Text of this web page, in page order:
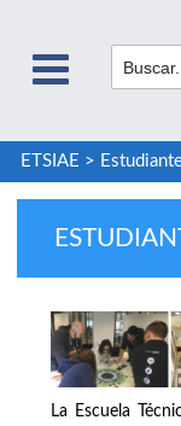
ETSIAE >
La Escuela